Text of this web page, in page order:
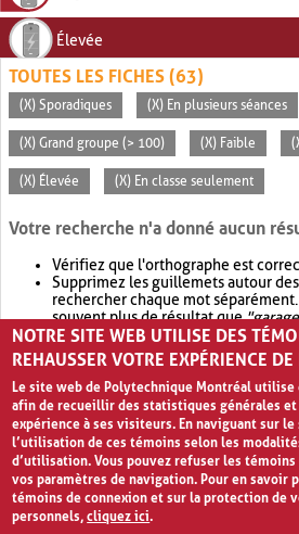
Élevée
TOUTES LES FICHES (63)
(X) Sporadiques (X) En plusieurs séances
(X) Grand groupe (> 100) (X) Faible
(X) Élevée (X) En classe seulement
Votre recherche n'a donné aucun
Vérifiez que l'orthographe est
Supprimez les guillemets autour
rechercher chaque mot séparément.
souvent plus de résultat que
Envisagez d'élargir votre recherche
retournera souvent plus de résultat
NOTRE SITE WEB UTILISE DES
REHAUSSER VOTRE EXPÉRIENCE
Le site web de Polytechnique Montréal utilise
afin de recueillir des statistiques générales
expérience à ses visiteurs. En naviguant sur
l’utilisation de ces témoins selon les
d’utilisation. Vous pouvez refuser les
vos paramètres de navigation. Pour en savoir
témoins de connexion et sur la protection de
personnels,cliquez ici.